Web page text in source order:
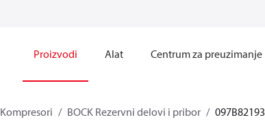
Proizvodi Alat Centrum za preuzimanje
Kompresori BOCK Rezervni delovi i pribor 097B82193